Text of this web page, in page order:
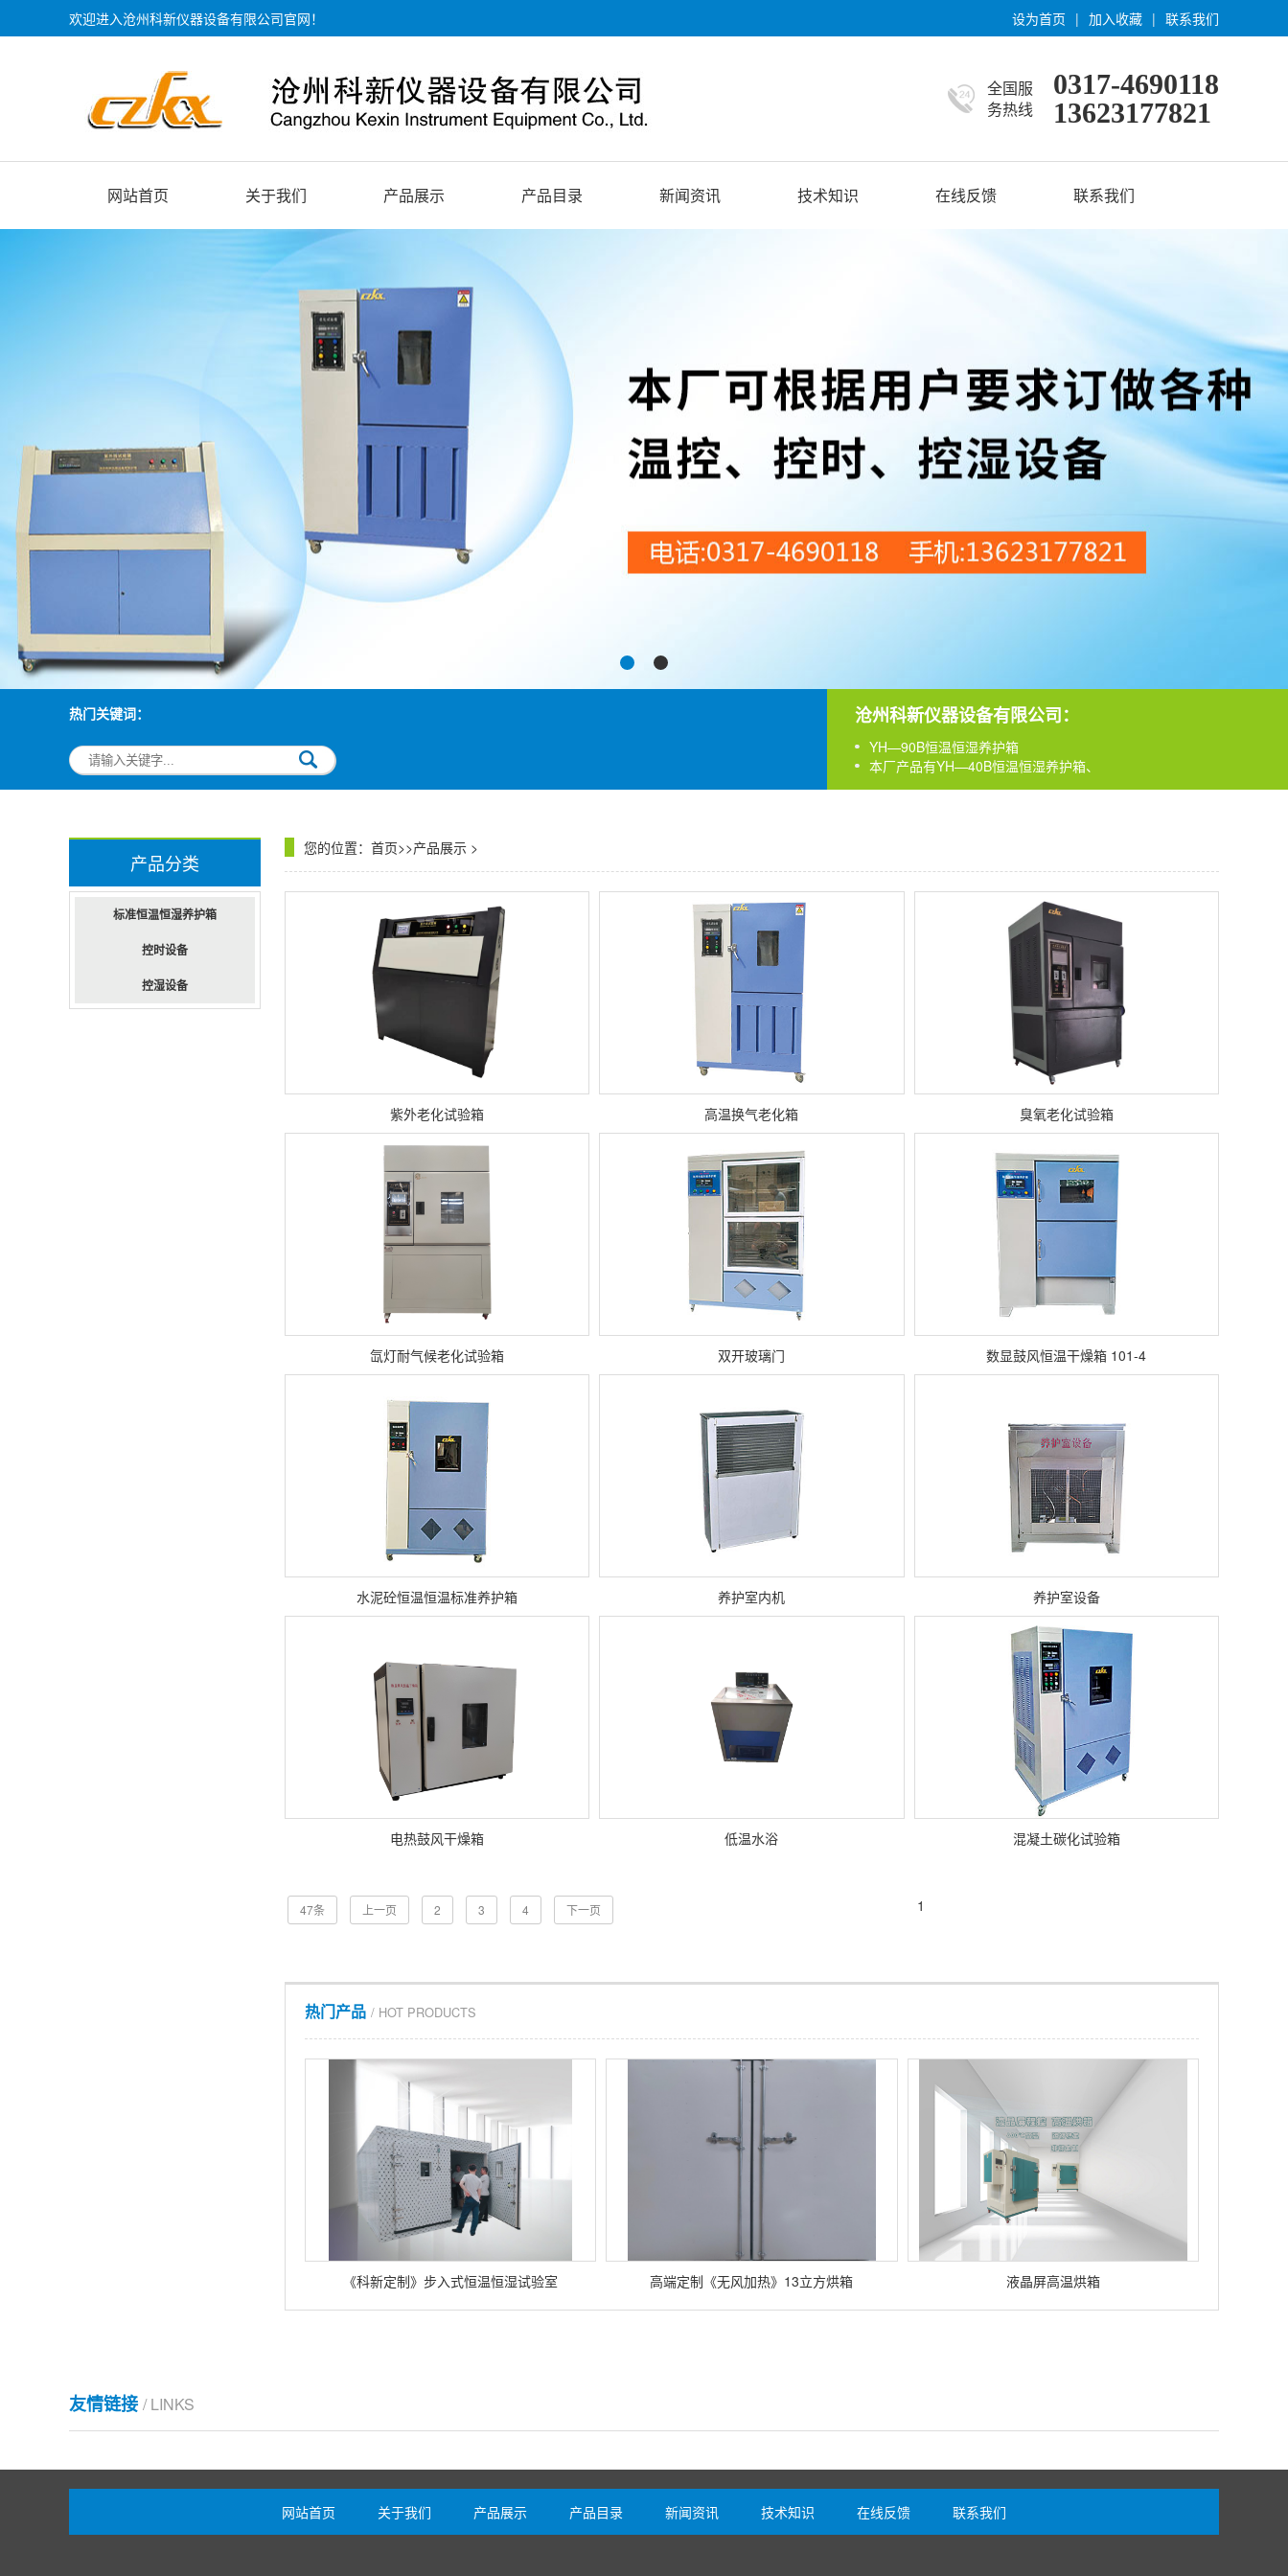
设为首页 | 加入收藏 | 联系我们
欢迎进入沧州科新仪器设备有限公司官网！
全国服
务热线
0317-4690118
13623177821
网站首页 关于我们 产品展示 产品目录 新闻资讯 技术知识 在线反馈 联系我们
热门关键词： 沧州科新仪器设备有限公司：
本厂产品有YH—40B恒温恒湿养护箱、
、YH—60B恒温恒湿养护箱
YH—90B恒温恒湿养护箱
本厂产品有YH—40B恒温恒湿养护箱、
、YH—60B恒温恒湿养护箱
产品分类
标准恒温恒湿养护箱
控时设备
控湿设备
您的位置： 首页>>产品展示 >
紫外老化试验箱 高温换气老化箱 臭氧老化试验箱
氙灯耐气候老化试验箱 双开玻璃门 数显鼓风恒温干燥箱 101-4
水泥砼恒温恒温标准养护箱 养护室内机 养护室设备
电热鼓风干燥箱 低温水浴 混凝土碳化试验箱
47条 上一页 1
2 3 4 下一页
热门产品 / HOT PRODUCTS
《科新定制》步入式恒温恒湿试验室 高端定制《无风加热》13立方烘箱 液晶屏高温烘箱
友情链接 / LINKS
网站首页 关于我们 产品展示 产品目录 新闻资讯 技术知识 在线反馈 联系我们